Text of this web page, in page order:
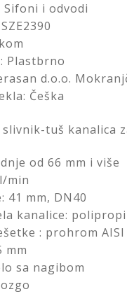
i odvodi
Plastbrno
d.o.o.
Češka
tuš kanalica
od 66 mm i više
min
41 mm, DN40
kanalice:
: prohrom
mm
sa nagibom